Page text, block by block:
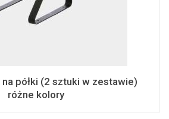
na półki (2 sztuki w zestawie)
różne kolory